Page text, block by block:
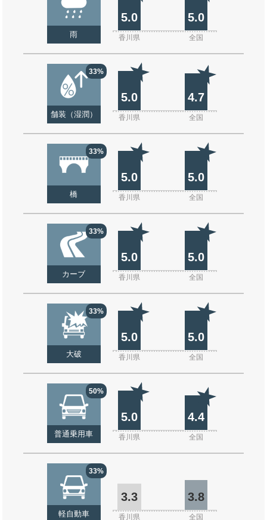
雨
5.0 5.0
香川県 全国
33%
舗装（湿潤）
5.0 4.7
香川県 全国
33%
橋
5.0 5.0
香川県 全国
33%
カーブ
5.0 5.0
香川県 全国
33%
大破
5.0 5.0
香川県 全国
50%
普通乗用車
5.0 4.4
香川県 全国
33%
軽自動車
3.3 3.8
香川県 全国